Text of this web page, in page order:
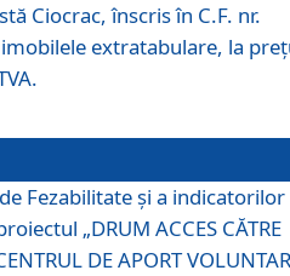
Ciocrac, înscris în C.F. nr.
extratabulare, la
Fezabilitate și a indicatorilor
„DRUM ACCES CĂTRE
DE APORT